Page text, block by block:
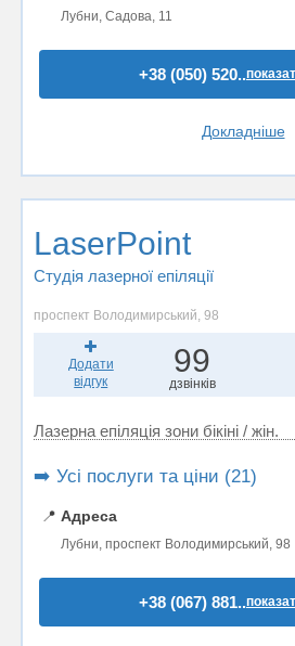
Лубни, Садова, 11
+38 (050) 520..
Докладніше
LaserPoint
Студія лазерної епіляції
проспект Володимирський, 98
Додати
відгук
99
дзвінків
Лазерна епіляція зони бікіні / жін.
➡️ Усі послуги та ціни (21)
📍 Адреса
Лубни, проспект Володимирський, 98
+38 (067) 881..